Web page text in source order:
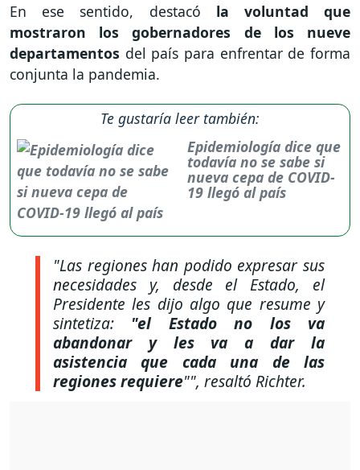
En ese sentido, destacó la voluntad que
mostraron los gobernadores de los nueve
departamentos del país para enfrentar de forma
conjunta la pandemia.
Te gustaría leer también:
Epidemiología dice que
todavía no se sabe si
nueva cepa de COVID-
19 llegó al país
"Las regiones han podido expresar sus
necesidades y, desde el Estado, el
Presidente les dijo algo que resume y
sintetiza: "el Estado no los va
abandonar y les va a dar la
asistencia que cada una de las
regiones requiere"", resaltó Richter.